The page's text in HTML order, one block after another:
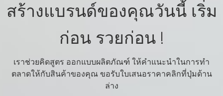
สร้างแบรนด์ของคุณวันนี้ เริ่ม
ก่อน รวยก่อน !
เราช่วยคิดสูตร ออกแบบผลิตภัณฑ์ ให้คำแนะนำในการทำ
ตลาดให้กับสินค้าของคุณ ขอรับใบเสนอราคาคลิกที่ปุ่มด้าน
ล่าง